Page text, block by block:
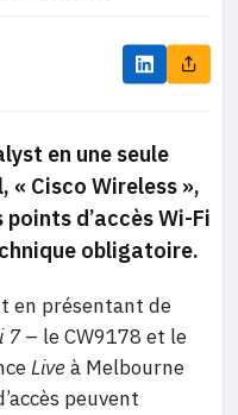
en une seule
« Cisco Wireless »,
d’accèsWi-Fi
obligatoire.
en présentant de
7– le CW9178 et le
Liveà Melbourne
peuvent